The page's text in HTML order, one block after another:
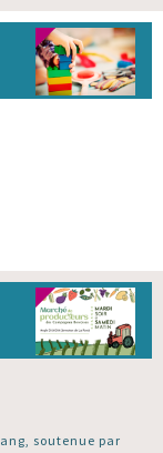
soutenue par